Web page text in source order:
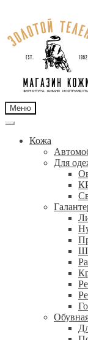
навигации
содержимому
Меню
Кожа
Для